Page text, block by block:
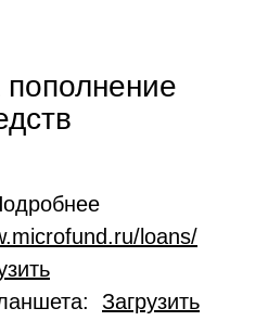
loans/
Загрузить